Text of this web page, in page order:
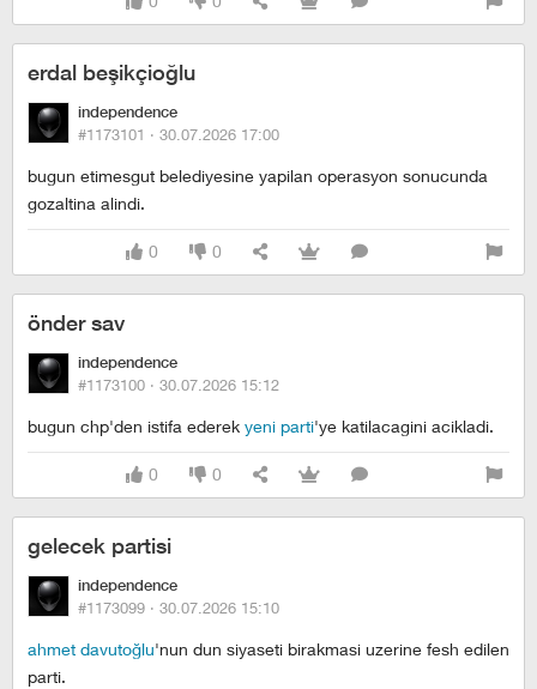
erdal beşikçioğlu
independence
#1173101 · 30.07.2026 17:00
bugun etimesgut belediyesine yapilan operasyon sonucunda
gozaltina alindi.
0 0
önder sav
independence
#1173100 · 30.07.2026 15:12
bugun chp'den istifa ederek yeni parti'ye katilacagini acikladi.
0 0
gelecek partisi
independence
#1173099 · 30.07.2026 15:10
ahmet davutoğlu'nun dun siyaseti birakmasi uzerine fesh edilen
parti.